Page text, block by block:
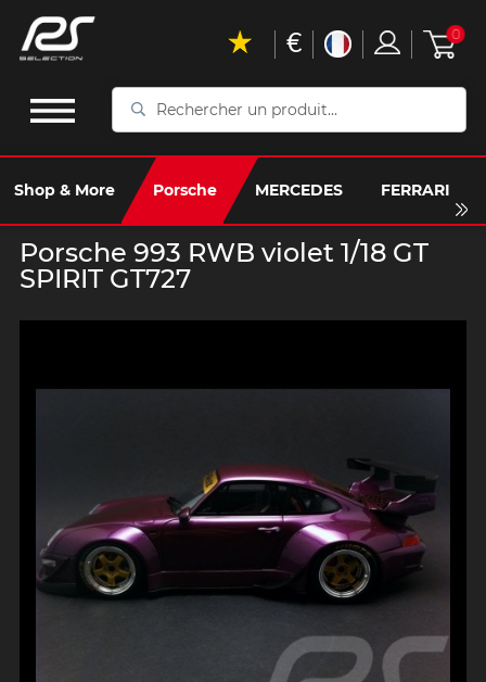
Rechercher
produit...
Shop & More Porsche MERCEDES FERRARI
€ 0
Porsche 993 RWB violet 1/18 GT
SPIRIT GT727